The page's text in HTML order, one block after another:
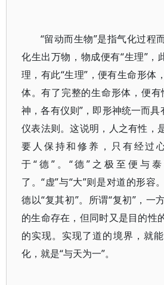
“留动而生物”是指气化过程
化生出万物，物成便有“生理”，
理，有此“生理”，便有生命形体
体。有了完整的生命形体，便
神，各有仪则”，即形神统一而具
仪表法则。这说明，人之有性，
要人保持和修养，只有经过
于“德”。“德”之极至便与
了。“虚”与“大”则是对道的形容
德以“复其初”。所谓“复初”，一
的生命存在，但同时又是目的性
的实现。实现了道的境界，就
化，就是“与天为一”。